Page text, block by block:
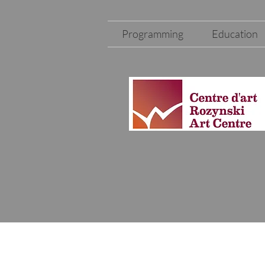
Programming Education